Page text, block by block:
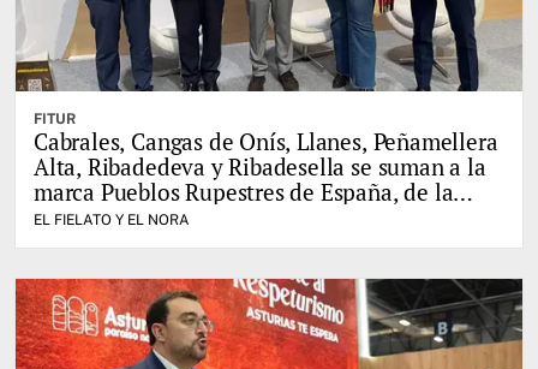
FITUR
Cabrales, Cangas de Onís, Llanes, Peñamellera
Alta, Ribadedeva y Ribadesella se suman a la
marca Pueblos Rupestres de España, de la
mano del Leader del Oriente de Asturias
EL FIELATO Y EL NORA